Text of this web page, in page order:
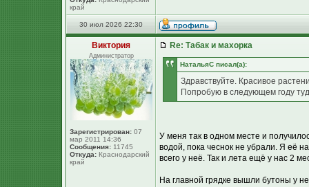
край
30 июл 2026 22:30
Виктория
Администратор
Зарегистрирован: 07
мар 2011 14:36
Сообщения: 11745
Откуда: Краснодарский
край
Re: Табак и махорка
НатальяС писал(а):
Здравствуйте. Красивое
Попробую в следующем году
У меня так в одном месте и
водой, пока чеснок не убрали. Я её
всего у неё. Так и лета ещё у нас 2
На главной грядке вышли бутоны у